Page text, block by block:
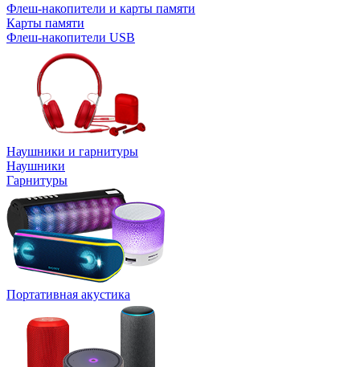
Флеш-накопители и карты памяти
Карты памяти
Флеш-накопители USB
Наушники и гарнитуры
Наушники
Гарнитуры
Портативная акустика